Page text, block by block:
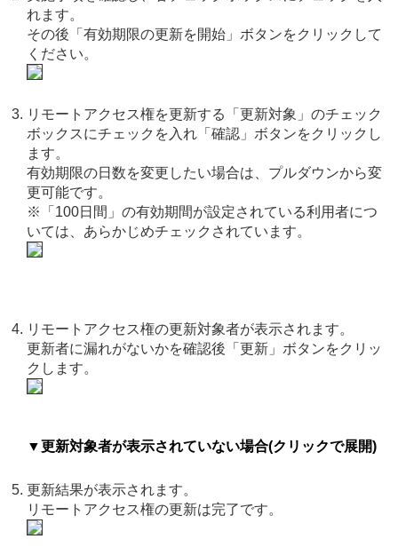
れます。
その後「有効期限の更新を開始」ボタンをクリックして
ください。
リモートアクセス権を更新する「更新対象」のチェック
ボックスにチェックを入れ「確認」ボタンをクリックし
ます。
有効期限の日数を変更したい場合は、プルダウンから変
更可能です。
※「100日間」の有効期間が設定されている利用者につ
いては、あらかじめチェックされています。
リモートアクセス権の更新対象者が表示されます。
更新者に漏れがないかを確認後「更新」ボタンをクリッ
クします。
▼更新対象者が表示されていない場合(クリックで展開)
更新結果が表示されます。
リモートアクセス権の更新は完了です。